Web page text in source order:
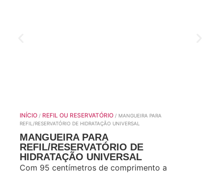
INÍCIO / REFIL OU RESERVATÓRIO / MANGUEIRA PARA
REFIL/RESERVATÓRIO DE HIDRATAÇÃO UNIVERSAL
MANGUEIRA PARA
REFIL/RESERVATÓRIO DE
HIDRATAÇÃO UNIVERSAL
Com 95 centímetros de comprimento a